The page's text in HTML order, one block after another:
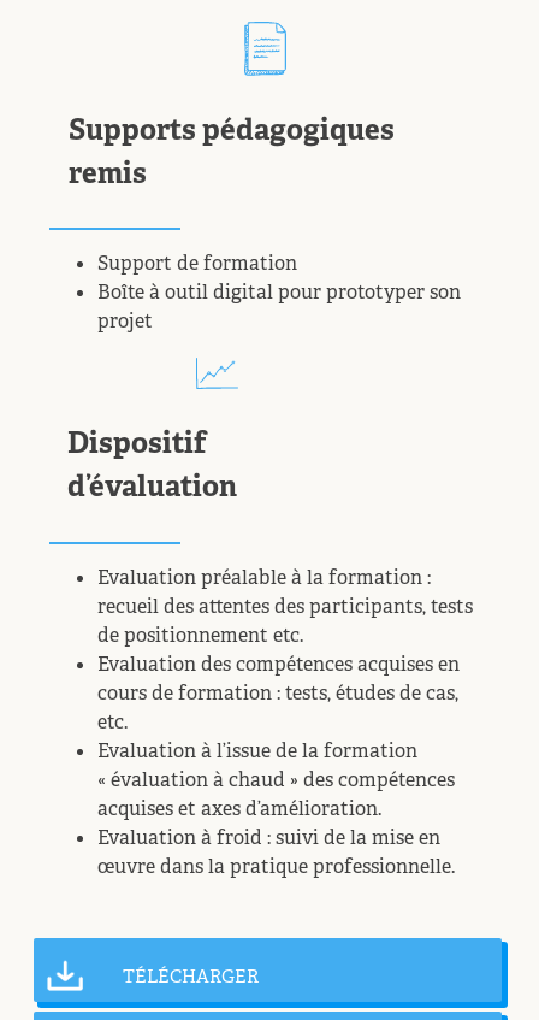
Supports pédagogiques
remis
Support de formation
Boîte à outil digital pour prototyper son
projet
Dispositif
d’évaluation
Evaluation préalable à la formation :
recueil des attentes des participants, tests
de positionnement etc.
Evaluation des compétences acquises en
cours de formation : tests, études de cas,
etc.
Evaluation à l’issue de la formation
« évaluation à chaud » des compétences
acquises et axes d’amélioration.
Evaluation à froid : suivi de la mise en
œuvre dans la pratique professionnelle.
TÉLÉCHARGER